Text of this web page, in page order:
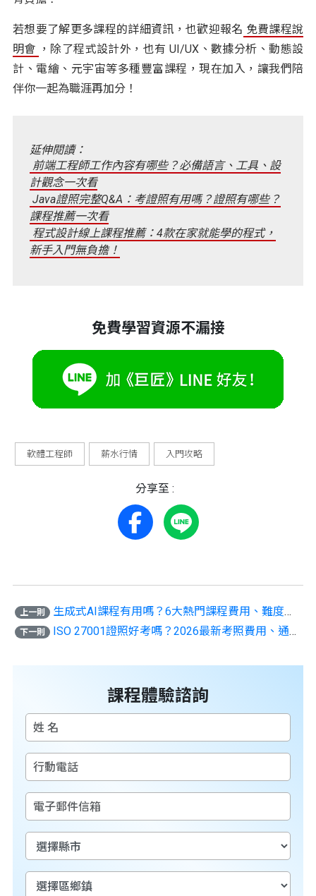
若想要了解更多課程的詳細資訊，也歡迎報名 免費課程說
明會 ，除了程式設計外，也有 UI/UX、數據分析、動態設
計、電繪、元宇宙等多種豐富課程，現在加入，讓我們陪
伴你一起為職涯再加分！
延伸閱讀：
前端工程師工作內容有哪些？必備語言、工具、設
計觀念一次看
Java證照完整Q&A：考證照有用嗎？證照有哪些？
課程推薦一次看
程式設計線上課程推薦：4款在家就能學的程式，
新手入門無負擔！
免費學習資源不漏接
軟體工程師 薪水行情 入門攻略
分享至 :
上一則 生成式AI課程有用嗎？6大熱門課程費用、難度、目標技能全整理！
下一則 ISO 27001證照好考嗎？2026最新考照費用、通關攻略一文整理！
課程體驗諮詢